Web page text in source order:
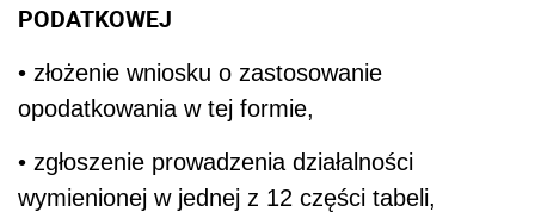
PODATKOWEJ
• złożenie wniosku o zastosowanie
opodatkowania w tej formie,
• zgłoszenie prowadzenia działalności
wymienionej w jednej z 12 części tabeli,